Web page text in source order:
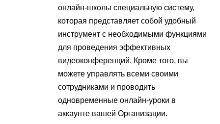
онлайн-школы специальную систему,
которая представляет собой удобный
инструмент с необходимыми функциями
для проведения эффективных
видеоконференций. Кроме того, вы
можете управлять всеми своими
сотрудниками и проводить
одновременные онлайн-уроки в
аккаунте вашей Организации.